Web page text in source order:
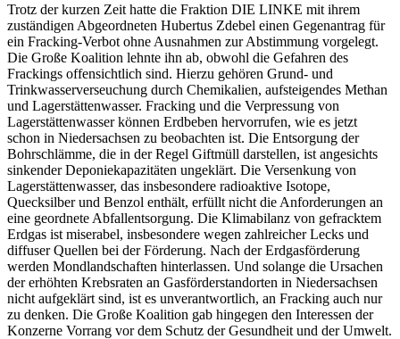
Trotz der kurzen Zeit hatte die Fraktion DIE LINKE mit ihrem
zuständigen Abgeordneten Hubertus Zdebel einen Gegenantrag für
ein Fracking-Verbot ohne Ausnahmen zur Abstimmung vorgelegt.
Die Große Koalition lehnte ihn ab, obwohl die Gefahren des
Frackings offensichtlich sind. Hierzu gehören Grund- und
Trinkwasserverseuchung durch Chemikalien, aufsteigendes Methan
und Lagerstättenwasser. Fracking und die Verpressung von
Lagerstättenwasser können Erdbeben hervorrufen, wie es jetzt
schon in Niedersachsen zu beobachten ist. Die Entsorgung der
Bohrschlämme, die in der Regel Giftmüll darstellen, ist angesichts
sinkender Deponiekapazitäten ungeklärt. Die Versenkung von
Lagerstättenwasser, das insbesondere radioaktive Isotope,
Quecksilber und Benzol enthält, erfüllt nicht die Anforderungen an
eine geordnete Abfallentsorgung. Die Klimabilanz von gefracktem
Erdgas ist miserabel, insbesondere wegen zahlreicher Lecks und
diffuser Quellen bei der Förderung. Nach der Erdgasförderung
werden Mondlandschaften hinterlassen. Und solange die Ursachen
der erhöhten Krebsraten an Gasförderstandorten in Niedersachsen
nicht aufgeklärt sind, ist es unverantwortlich, an Fracking auch nur
zu denken. Die Große Koalition gab hingegen den Interessen der
Konzerne Vorrang vor dem Schutz der Gesundheit und der Umwelt.